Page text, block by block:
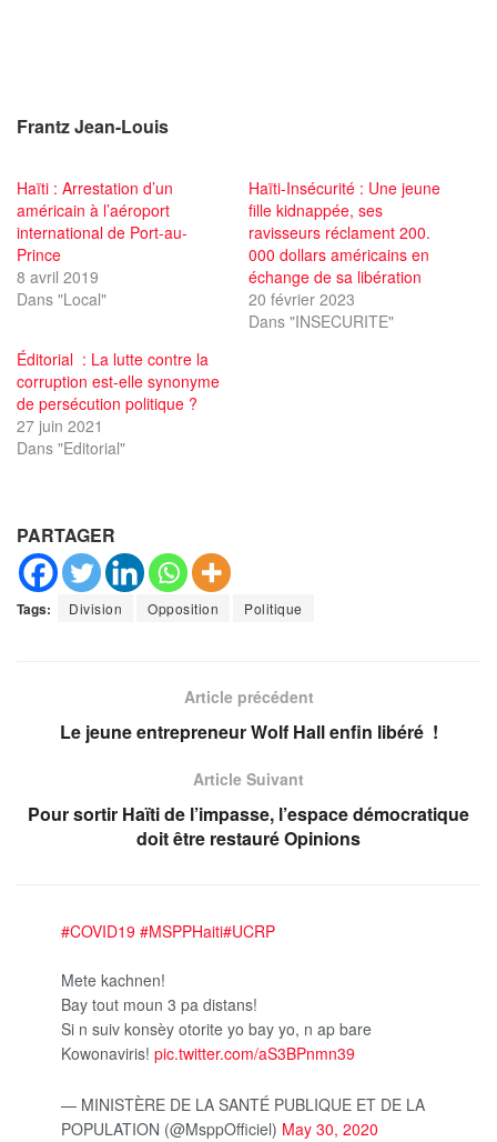
Frantz Jean-Louis
Haïti : Arrestation d’un
américain à l’aéroport
international de Port-au-
Prince
8 avril 2019
Dans "Local"
Haïti-Insécurité : Une jeune
fille kidnappée, ses
ravisseurs réclament 200.
000 dollars américains en
échange de sa libération
20 février 2023
Dans "INSECURITE"
Éditorial : La lutte contre la
corruption est-elle synonyme
de persécution politique ?
27 juin 2021
Dans "Editorial"
PARTAGER
Tags: Division Opposition Politique
Article précédent
Le jeune entrepreneur Wolf Hall enfin libéré !
Article Suivant
Pour sortir Haïti de l’impasse, l’espace démocratique
doit être restauré Opinions
#COVID19 #MSPPHaiti#UCRP
Mete kachnen!
Bay tout moun 3 pa distans!
Si n suiv konsèy otorite yo bay yo, n ap bare
Kowonaviris! pic.twitter.com/aS3BPnmn39
— MINISTÈRE DE LA SANTÉ PUBLIQUE ET DE LA
POPULATION (@MsppOfficiel) May 30, 2020